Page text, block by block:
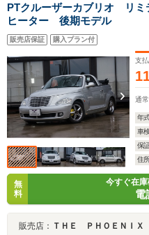
PTクルーザーカブリオ リ
ヒーター 後期モデル
販売店保証 購入プラン付
支
通
年
車検
保
住
無
料
今すぐ在
電
販売店： ＴＨＥ ＰＨＯＥＮＩ